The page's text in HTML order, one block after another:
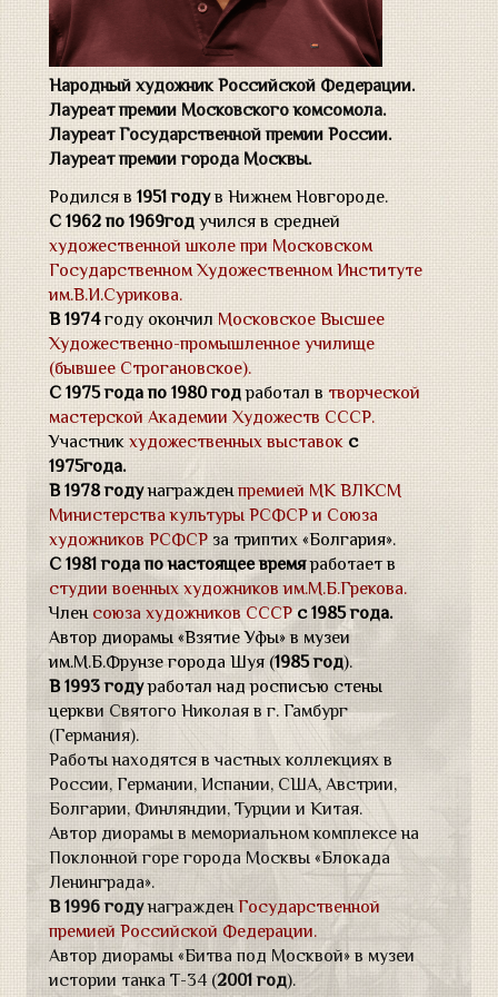
Натюрморт
Современная армия
Портреты
УСЛУГИ АВТОРА
ВЫСТАВКИ
ОБРАТНАЯ СВЯЗЬ
Народный художник Российской Федерации.
Лауреат премии Московского комсомола.
Лауреат Государственной премии России.
Лауреат премии города Москвы.
Родился в 1951 годув Нижнем Новгороде.
С 1962 по 1969годучился в средней
художественной школе при Московском
Государственном Художественном Институте
им.В.И.Сурикова.
В 1974году окончил Московское Высшее
Художественно-промышленное училище
(бывшее Строгановское).
С 1975 года по 1980 годработал в творческой
мастерской Академии Художеств СССР.
Участникхудожественных выставокс
1975года.
В 1978 годунагражденпремией МК ВЛКСМ
Министерства культуры РСФСР и Союза
художников РСФСР за триптих «Болгария».
С 1981 года по настоящее времяработает в
студии военных художников им.М.Б.Грекова.
Членсоюза художников СССРс 1985 года.
Автор диорамы «Взятие Уфы» в музеи
им.М.Б.Фрунзе города Шуя (1985 год).
В 1993 годуработал над росписью стены
церкви Святого Николая в г. Гамбург
(Германия).
Работы находятся в частных коллекциях в
России, Германии, Испании, США, Австрии,
Болгарии, Финляндии, Турции и Китая.
Автор диорамы в мемориальном комплексе на
Поклонной горе города Москвы «Блокада
Ленинграда».
В 1996 годунагражденГосударственной
премией Российской Федерации.
Автор диорамы «Битва под Москвой» в музеи
истории танка Т-34 (2001 год).